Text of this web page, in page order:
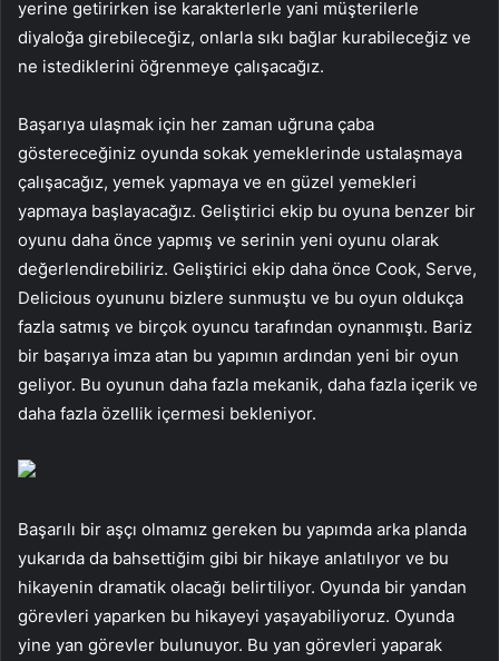
yerine getirirken ise karakterlerle yani müşterilerle
diyaloğa girebileceğiz, onlarla sıkı bağlar kurabileceğiz ve
ne istediklerini öğrenmeye çalışacağız.
Başarıya ulaşmak için her zaman uğruna çaba
göstereceğiniz oyunda sokak yemeklerinde ustalaşmaya
çalışacağız, yemek yapmaya ve en güzel yemekleri
yapmaya başlayacağız. Geliştirici ekip bu oyuna benzer bir
oyunu daha önce yapmış ve serinin yeni oyunu olarak
değerlendirebiliriz. Geliştirici ekip daha önce Cook, Serve,
Delicious oyununu bizlere sunmuştu ve bu oyun oldukça
fazla satmış ve birçok oyuncu tarafından oynanmıştı. Bariz
bir başarıya imza atan bu yapımın ardından yeni bir oyun
geliyor. Bu oyunun daha fazla mekanik, daha fazla içerik ve
daha fazla özellik içermesi bekleniyor.
Başarılı bir aşçı olmamız gereken bu yapımda arka planda
yukarıda da bahsettiğim gibi bir hikaye anlatılıyor ve bu
hikayenin dramatik olacağı belirtiliyor. Oyunda bir yandan
görevleri yaparken bu hikayeyi yaşayabiliyoruz. Oyunda
yine yan görevler bulunuyor. Bu yan görevleri yaparak